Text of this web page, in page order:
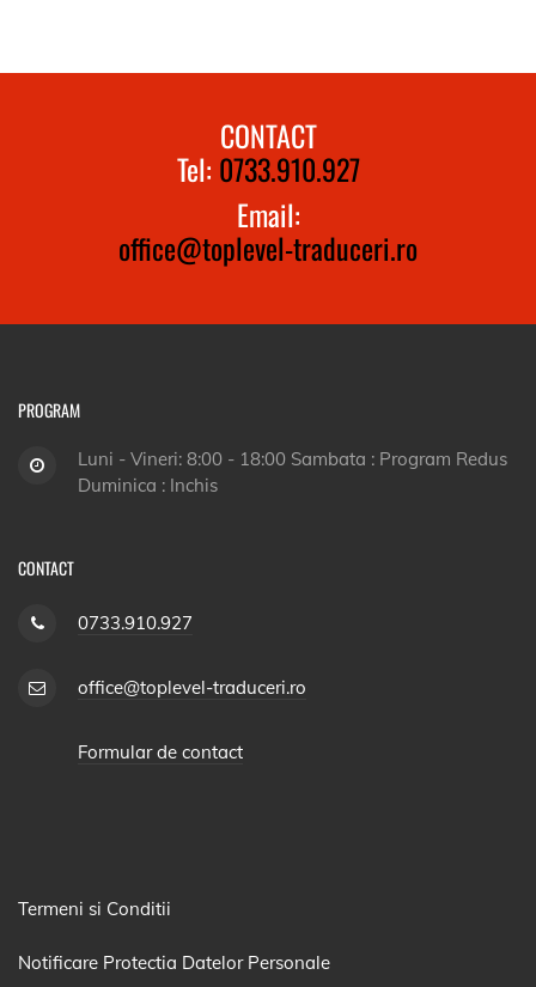
CONTACT
Tel: 0733.910.927
Email:
office@toplevel-traduceri.ro
PROGRAM
Luni - Vineri: 8:00 - 18:00 Sambata : Program Redus
Duminica : Inchis
CONTACT
0733.910.927
office@toplevel-traduceri.ro
Formular de contact
Termeni si Conditii
Notificare Protectia Datelor Personale